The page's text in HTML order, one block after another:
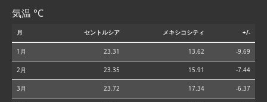
気温 °C
月 セントルシア メキシコシティ +/-
1月 23.31 13.62 -9.69
2月 23.35 15.91 -7.44
3月 23.72 17.34 -6.37